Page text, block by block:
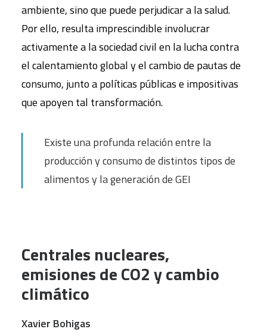
ambiente, sino que puede perjudicar a la salud.
Por ello, resulta imprescindible involucrar
activamente a la sociedad civil en la lucha contra
el calentamiento global y el cambio de pautas de
consumo, junto a políticas públicas e impositivas
que apoyen tal transformación.
Existe una profunda relación entre la
producción y consumo de distintos tipos de
alimentos y la generación de GEI
Centrales nucleares,
emisiones de CO2 y cambio
climático
Xavier Bohigas